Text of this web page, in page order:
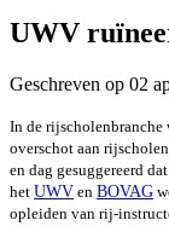
UWV
Geschreven op 02
In de rijscholenbranche
overschot aan
en dag gesuggereerd
het UWV en BOVAG
opleiden van rij-